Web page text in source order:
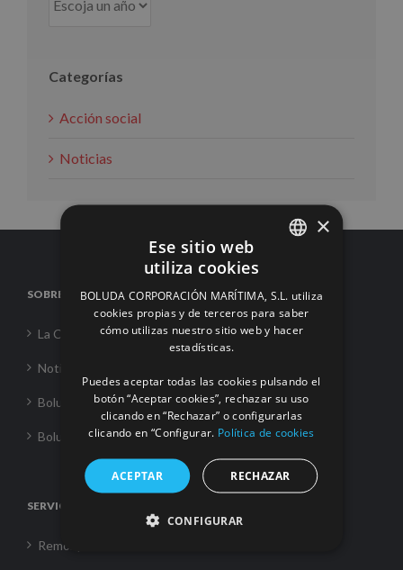
Categorías
Acción social
Noticias
SOBRE NOSOTROS
La Corporación
Noticias
Boluda Towage
Boluda Shipping
SERVICIOS
Remolque
ENGLISH
FRENCH
×
Ese sitio web
utiliza cookies
BOLUDA CORPORACIÓN MARÍTIMA, S.L. utiliza
cookies propias y de terceros para saber
cómo utilizas nuestro sitio web y hacer
estadísticas.
Puedes aceptar todas las cookies pulsando el
botón “Aceptar cookies”, rechazar su uso
clicando en “Rechazar” o configurarlas
clicando en “Configurar. Política de cookies
ACEPTAR RECHAZAR
CONFIGURAR